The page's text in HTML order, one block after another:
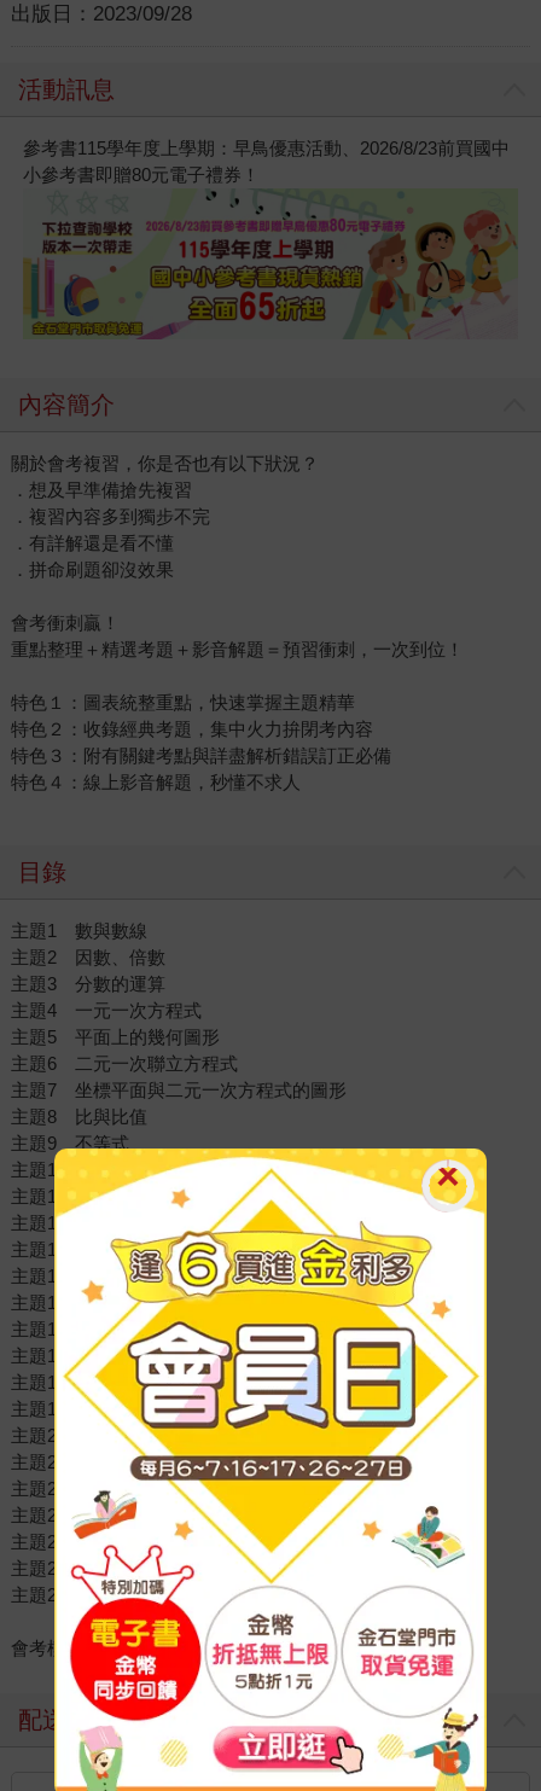
出版日： 2023/09/28
活動訊息
參考書115學年度上學期：早鳥優惠活動、2026/8/23前買國中
小參考書即贈80元電子禮券！
內容簡介
關於會考複習，你是否也有以下狀況？
．想及早準備搶先複習
．複習內容多到獨步不完
．有詳解還是看不懂
．拼命刷題卻沒效果
會考衝刺贏！
重點整理＋精選考題＋影音解題＝預習衝刺，一次到位！
特色１：圖表統整重點，快速掌握主題精華
特色２：收錄經典考題，集中火力拚閉考內容
特色３：附有關鍵考點與詳盡解析錯誤訂正必備
特色４：線上影音解題，秒懂不求人
目錄
主題1 數與數線
主題2 因數、倍數
主題3 分數的運算
主題4 一元一次方程式
主題5 平面上的幾何圖形
主題6 二元一次聯立方程式
主題7 坐標平面與二元一次方程式的圖形
主題8 比與比值
主題9 不等式
主題10 乘法公式與多項式
主題11 平方根與勾股定理
主題12 因式分解
主題13 一元二次方程式
主題14 數列與級數
主題15 線型函數與圖形
主題16 尺規作圖
主題17 三角形的性質
主題18 平行與四邊形
主題19 相似形
主題20 圓形
主題21 推理證明
主題22 三角形的心
主題23 二次函數
主題24 立體圖形與三視圖
主題25 敘述統計
主題26 機率
會考模擬試題
配送方式